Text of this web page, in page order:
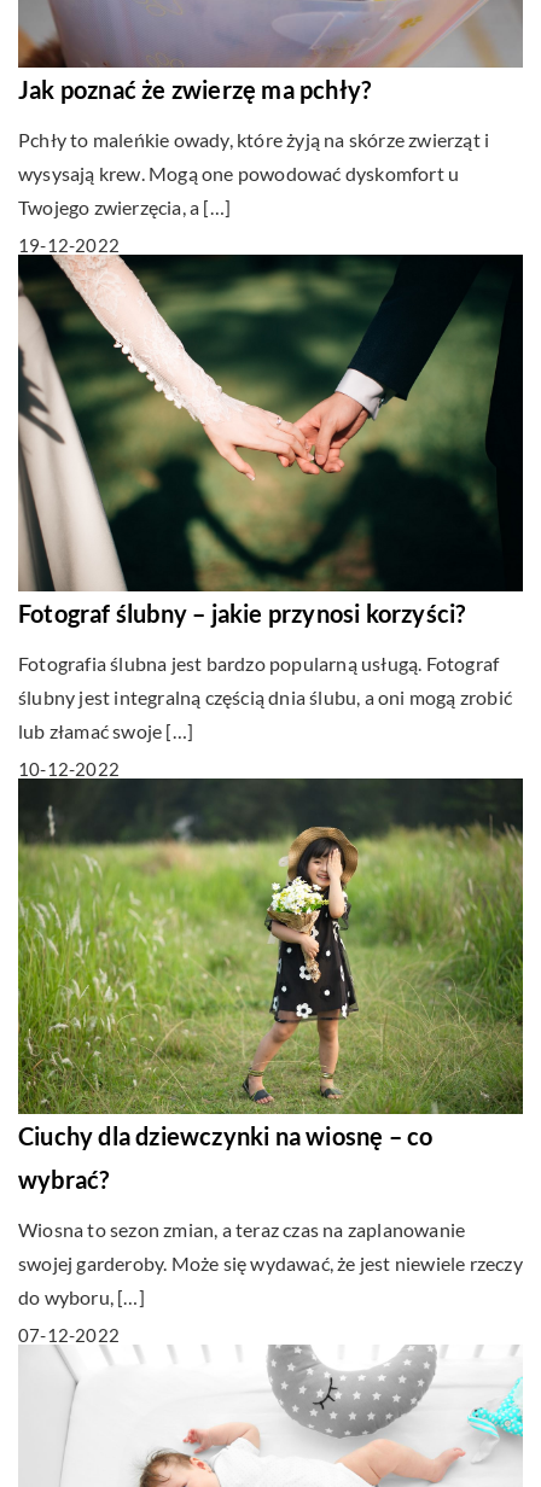
Jak poznać że zwierzę ma pchły?
Pchły to maleńkie owady, które żyją na skórze zwierząt i
wysysają krew. Mogą one powodować dyskomfort u
Twojego zwierzęcia, a […]
19-12-2022
Fotograf ślubny – jakie przynosi korzyści?
Fotografia ślubna jest bardzo popularną usługą. Fotograf
ślubny jest integralną częścią dnia ślubu, a oni mogą zrobić
lub złamać swoje […]
10-12-2022
Ciuchy dla dziewczynki na wiosnę – co
wybrać?
Wiosna to sezon zmian, a teraz czas na zaplanowanie
swojej garderoby. Może się wydawać, że jest niewiele rzeczy
do wyboru, […]
07-12-2022